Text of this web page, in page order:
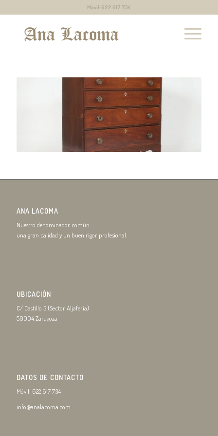
Móvil: 622 617 734
ANA LACOMA
Nuestro denominador común:
una gran calidad y un buen rigor profesional.
UBICACIÓN
C/ Castillo 3 (Sector Aljafería)
50004 Zaragoza
DATOS DE CONTACTO
Móvil: 622 617 734
info@analacoma.com